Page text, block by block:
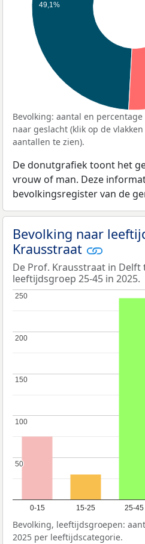
49,1%
Bevolking: aantal en
naar geslacht (klik op de
aantallen te zien).
De donutgrafiek toont het
vrouw of man. Deze
bevolkingsregister van de
Bevolking naar
Krausstraat
De Prof. Krausstraat in
leeftijdsgroep 25-45 in 2025.
0-15 15-25 25-45
50
50
100
100
150
150
200
200
250
250
Bevolking, leeftijdsgroepen:
2025 per leeftijdscategorie.